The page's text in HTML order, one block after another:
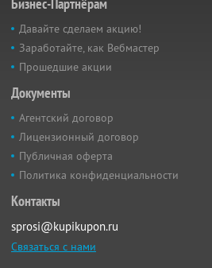
Бизнес-Партнёрам
Давайте сделаем акцию!
Заработайте, как Вебмастер
Прошедшие акции
Документы
Агентский договор
Лицензионный договор
Публичная оферта
Политика конфиденциальности
Контакты
sprosi@kupikupon.ru
Связаться с нами